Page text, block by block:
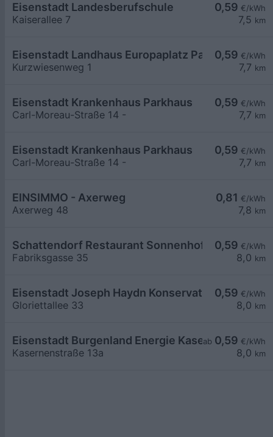
0,59 €/kWh
7,5 km
Eisenstadt Landesberufschule
Kaiserallee 7
0,59 €/kWh
7,7 km
Eisenstadt Landhaus Europaplatz Parkplatz
Kurzwiesenweg 1
0,59 €/kWh
7,7 km
Eisenstadt Krankenhaus Parkhaus
Carl-Moreau-Straße 14 -
0,59 €/kWh
7,7 km
Eisenstadt Krankenhaus Parkhaus
Carl-Moreau-Straße 14 -
0,81 €/kWh
7,8 km
EINSIMMO - Axerweg
Axerweg 48
0,59 €/kWh
8,0 km
Schattendorf Restaurant Sonnenhof
Fabriksgasse 35
0,59 €/kWh
8,0 km
Eisenstadt Joseph Haydn Konservatorium
Gloriettallee 33
ab 0,59 €/kWh
8,0 km
Eisenstadt Burgenland Energie Kasernenstraße
Kasernenstraße 13a